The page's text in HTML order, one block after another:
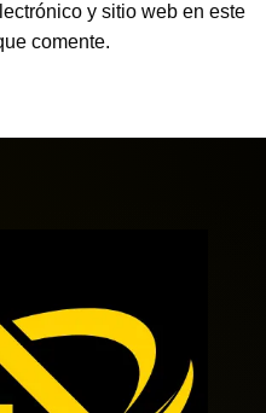
y sitio web en este
comente.